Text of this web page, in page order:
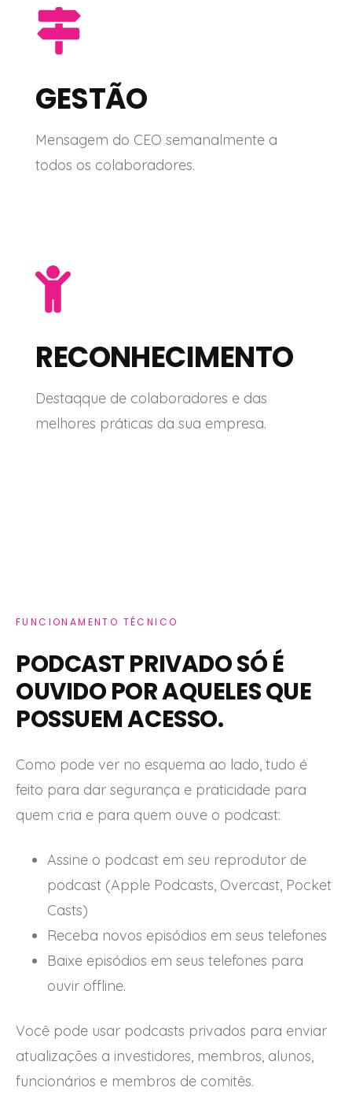
GESTÃO
Mensagem do CEO semanalmente a
todos os colaboradores.
RECONHECIMENTO
Destaqque de colaboradores e das
melhores práticas da sua empresa.
FUNCIONAMENTO TÉCNICO
PODCAST PRIVADO SÓ É
OUVIDO POR AQUELES QUE
POSSUEM ACESSO.
Como pode ver no esquema ao lado, tudo é
feito para dar segurança e praticidade para
quem cria e para quem ouve o podcast:
Assine o podcast em seu reprodutor de
podcast (Apple Podcasts, Overcast, Pocket
Casts)
Receba novos episódios em seus telefones
Baixe episódios em seus telefones para
ouvir offline.
Você pode usar podcasts privados para enviar
atualizações a investidores, membros, alunos,
funcionários e membros de comitês.